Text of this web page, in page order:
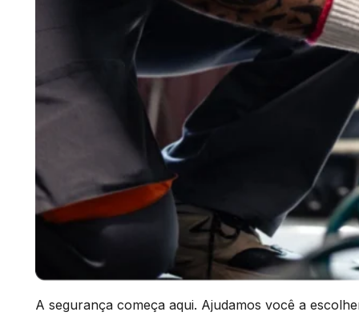
A segurança começa aqui. Ajudamos você a